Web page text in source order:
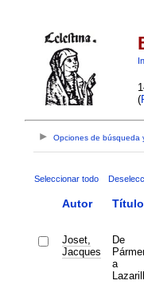
(
Opciones de búsqueda
Seleccionar todo
Autor Título
Joset,
Jacques
De
a